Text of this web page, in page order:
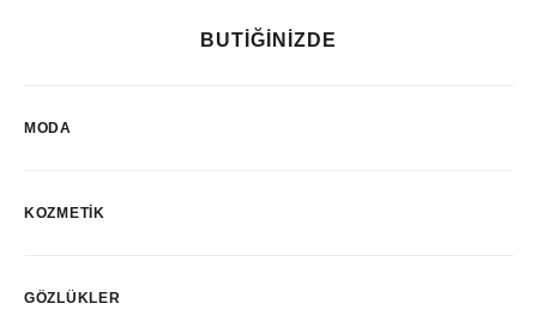
BUTİĞİNİZDE
MODA
KOZMETIK
GÖZLÜKLER